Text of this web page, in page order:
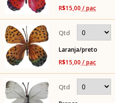
R$15,00 / pac
Laranja/preto
R$15,00 / pac